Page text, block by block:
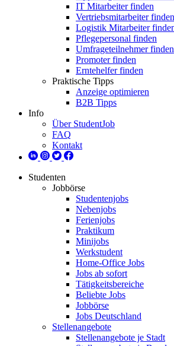
IT Mitarbeiter finden
Vertriebsmitarbeiter finden
Logistik Mitarbeiter
Pflegepersonal finden
Umfrageteilnehmer finden
Promoter finden
Erntehelfer finden
Praktische Tipps
Anzeige optimieren
B2B Tipps
Info
Über StudentJob
FAQ
Kontakt
Studenten
Jobbörse
Studentenjobs
Nebenjobs
Ferienjobs
Praktikum
Minijobs
Werkstudent
Home-Office Jobs
Jobs ab sofort
Tätigkeitsbereiche
Beliebte Jobs
Jobbörse
Jobs Deutschland
Stellenangebote
Stellenangebote je Stadt